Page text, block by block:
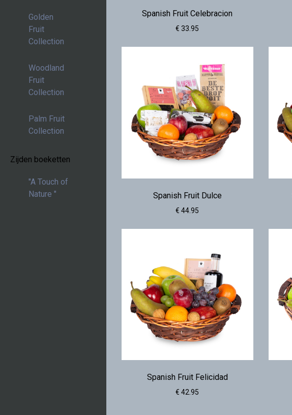
Golden
Fruit
Collection
Woodland
Fruit
Collection
Palm Fruit
Collection
Zijden boeketten
"A Touch of
Nature "
Spanish Fruit Celebracion
€ 33.95
Spanish Fruit Dulce
€ 44.95
Spanish Fruit Felicidad
€ 42.95